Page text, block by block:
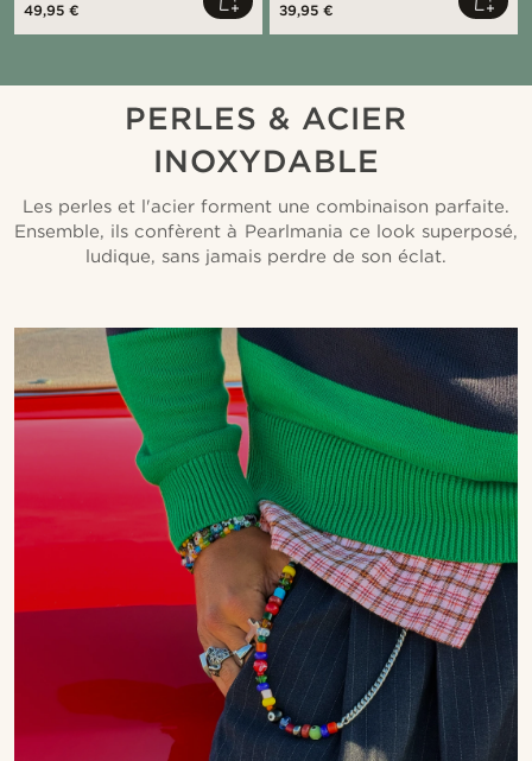
49,95 € 39,95 €
PERLES & ACIER
INOXYDABLE
Les perles et l'acier forment une combinaison parfaite.
Ensemble, ils confèrent à Pearlmania ce look superposé,
ludique, sans jamais perdre de son éclat.